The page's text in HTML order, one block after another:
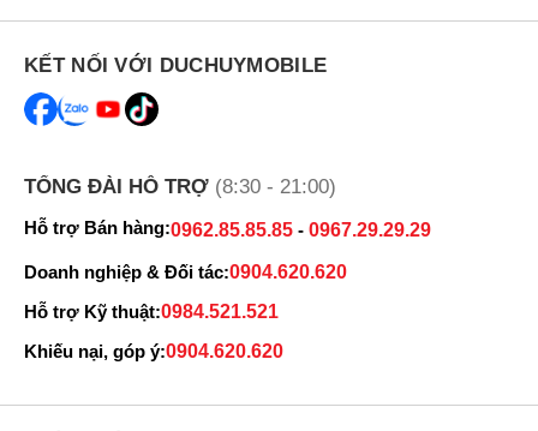
Thiết kế của iPhone 14 Plus thiết kế cao cấp.
Cụm camera sau trên iPhone 14 Plus 128GB cũ gồm hai ống kính
được xếp chéo trong một khối vuông, tương tự như
Max năm ngoái, với cảm biến lớn hơn và khả năng chụp thiếu sáng
KẾT NỐI VỚI DUCHUYMOBILE
TỔNG ĐÀI HỖ TRỢ (8:30 - 21:00)
Hỗ trợ Bán hàng:0962.85.85.85 - 0967.29.29.29
Doanh nghiệp & Đối tác:0904.620.620
Hỗ trợ Kỹ thuật:0984.521.521
Khiếu nại, góp ý:0904.620.620